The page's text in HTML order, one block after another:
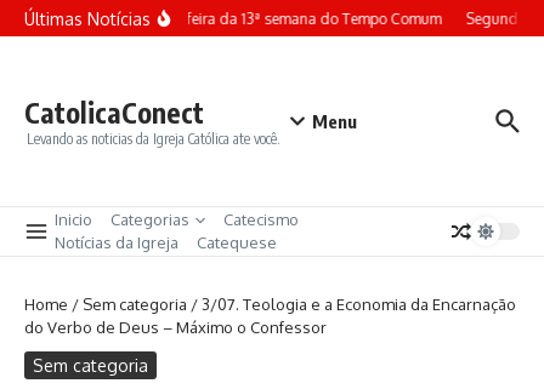
Ir para o conteúdo
Últimas NotíciasTerça-feira da 13ª semana do Tempo Comum Segunda-
CatolicaConect
Levando as noticias da Igreja Católica ate você.
Menu
Inicio Categorias
Catecismo
Notícias da Igreja
Catequese
Home / Sem categoria /3/07. Teologia e a Economia da Encarnação
do Verbo de Deus – Máximo o Confessor
Sem categoria